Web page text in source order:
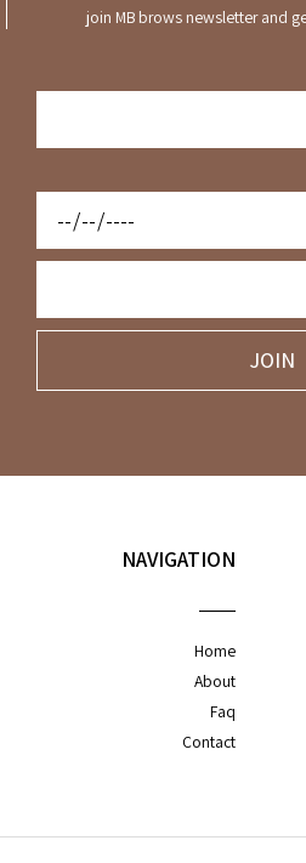
join MB brows newsletter and
JOIN
NAVIGATION
Home
About
Faq
Contact